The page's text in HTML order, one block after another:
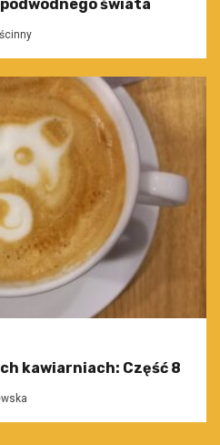
świata
kawiarniach: Część 8